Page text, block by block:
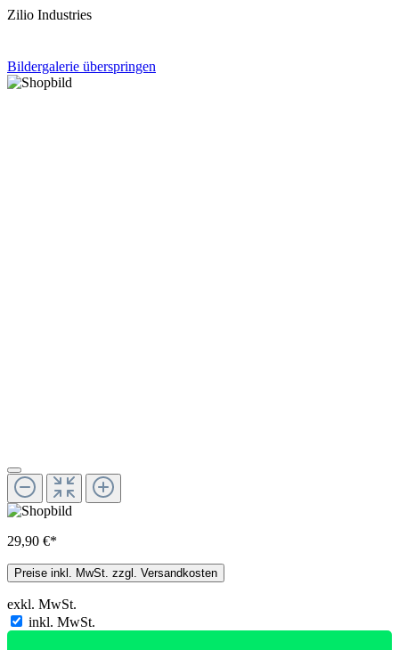
Zilio Industries
Bildergalerie überspringen
29,90 €*
Preise inkl. MwSt. zzgl. Versandkosten
exkl. MwSt.
inkl. MwSt.